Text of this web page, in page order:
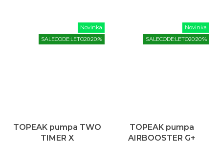
Novinka
SALECODE:LETO20:20:%
TOPEAK pumpa TWO
TIMER X
Novinka
SALECODE:LETO20:20:%
TOPEAK pumpa
AIRBOOSTER G+